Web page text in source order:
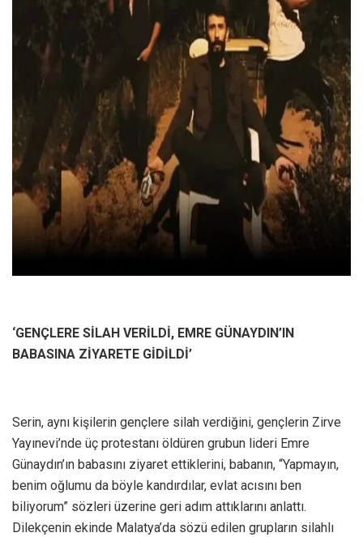
‘GENÇLERE SİLAH VERİLDİ, EMRE GÜNAYDIN’IN
BABASINA ZİYARETE GİDİLDİ’
Serin, aynı kişilerin gençlere silah verdiğini, gençlerin Zirve
Yayınevi’nde üç protestanı öldüren grubun lideri Emre
Günaydın’ın babasını ziyaret ettiklerini, babanın, “Yapmayın,
benim oğlumu da böyle kandırdılar, evlat acısını ben
biliyorum” sözleri üzerine geri adım attıklarını anlattı.
Dilekçenin ekinde Malatya’da sözü edilen grupların silahlı